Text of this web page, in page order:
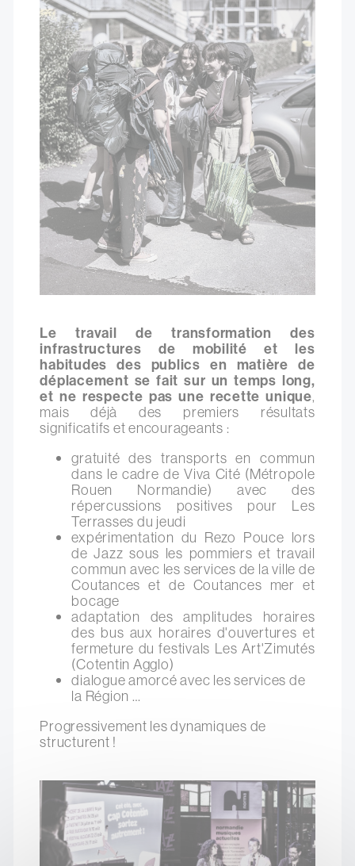
Le travail de transformation des
infrastructures de mobilité et les
habitudes des publics en matière de
déplacement se fait sur un temps long,
et ne respecte pas une recette unique,
mais déjà des premiers résultats
significatifs et encourageants :
gratuité des transports en commun
dans le cadre de Viva Cité (Métropole
Rouen Normandie) avec des
répercussions positives pour Les
Terrasses du jeudi
expérimentation du Rezo Pouce lors
de Jazz sous les pommiers et travail
commun avec les services de la ville de
Coutances et de Coutances mer et
bocage
adaptation des amplitudes horaires
des bus aux horaires d'ouvertures et
fermeture du festivals Les Art'Zimutés
(Cotentin Agglo)
dialogue amorcé avec les services de
la Région …
Progressivement les dynamiques de
structurent !